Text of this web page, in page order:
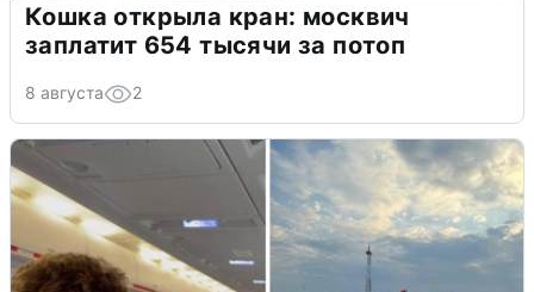
Кошка открыла кран: москвич
заплатит 654 тысячи за потоп
8 августа 2